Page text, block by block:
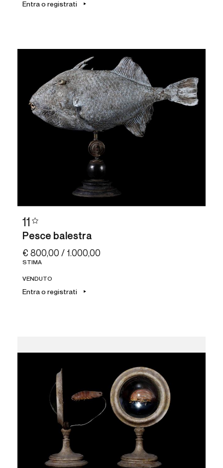
Entra o registrati
11
Pesce balestra
€ 800,00 / 1.000,00
STIMA
VENDUTO
Entra o registrati